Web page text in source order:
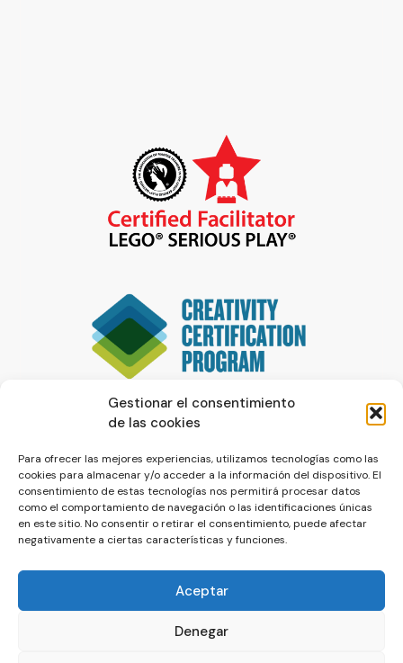
Gestionar el consentimiento
de las cookies
Para ofrecer las mejores experiencias, utilizamos tecnologías como las
cookies para almacenar y/o acceder a la información del dispositivo. El
consentimiento de estas tecnologías nos permitirá procesar datos
como el comportamiento de navegación o las identificaciones únicas
en este sitio. No consentir o retirar el consentimiento, puede afectar
negativamente a ciertas características y funciones.
Aceptar
Denegar